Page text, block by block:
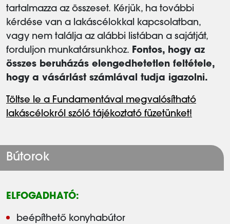
tartalmazza az összeset. Kérjük, ha további
kérdése van a lakáscélokkal kapcsolatban,
vagy nem találja az alábbi listában a sajátját,
forduljon munkatársunkhoz. Fontos, hogy az
összes beruházás elengedhetetlen feltétele,
hogy a vásárlást számlával tudja igazolni.
Töltse le a Fundamentával megvalósítható
lakáscélokról szóló tájékoztató füzetünket!
Bútorok
ELFOGADHATÓ:
beépíthető konyhabútor